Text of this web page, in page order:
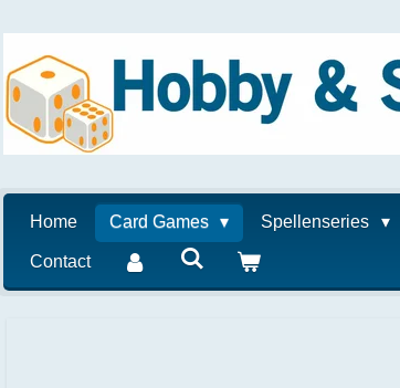
Home Card Games Spellenseries
Contact